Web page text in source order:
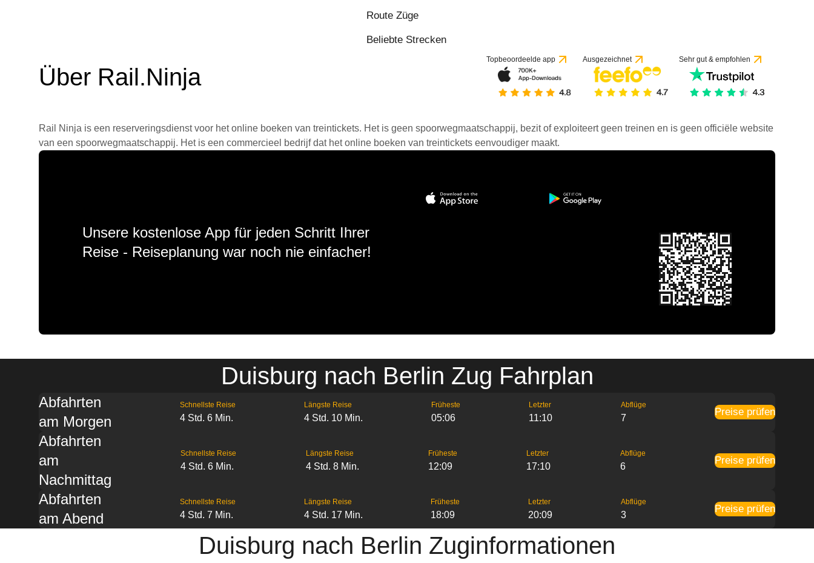
Route Züge
Beliebte Strecken
Über Rail.Ninja
Topbeoordeelde app Ausgezeichnet Sehr gut & empfohlen
Rail Ninja is een reserveringsdienst voor het online boeken van treintickets. Het is geen spoorwegmaatschappij, bezit of exploiteert geen treinen en is geen officiële website
van een spoorwegmaatschappij. Het is een commercieel bedrijf dat het online boeken van treintickets eenvoudiger maakt.
Unsere kostenlose App für jeden Schritt Ihrer
Reise - Reiseplanung war noch nie einfacher!
Duisburg nach Berlin Zug Fahrplan
Abfahrten
am Morgen
Schnellste Reise
4 Std. 6 Min.
Längste Reise
4 Std. 10 Min.
Früheste
05:06
Letzter
11:10
Abflüge
7
Preise prüfen
Abfahrten
am
Nachmittag
Schnellste Reise
4 Std. 6 Min.
Längste Reise
4 Std. 8 Min.
Früheste
12:09
Letzter
17:10
Abflüge
6
Preise prüfen
Abfahrten
am Abend
Schnellste Reise
4 Std. 7 Min.
Längste Reise
4 Std. 17 Min.
Früheste
18:09
Letzter
20:09
Abflüge
3
Preise prüfen
Duisburg nach Berlin Zuginformationen